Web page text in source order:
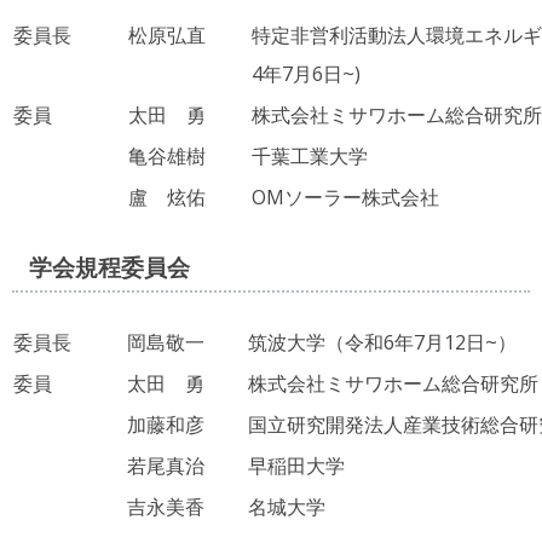
委員長 松原弘直
特定非営利活動法人環境エネル
4年7月6日~)
委員
太田 勇
株式会社ミサワホーム総合研究所
亀谷雄樹
千葉工業大学
盧 炫佑
OMソーラー株式会社
学会規程委員会
委員長 岡島敬一
筑波大学（令和6年7月12日~）
委員
太田 勇
株式会社ミサワホーム総合研究所
加藤和彦
国立研究開発法人産業技術総合
若尾真治
早稲田大学
吉永美香
名城大学